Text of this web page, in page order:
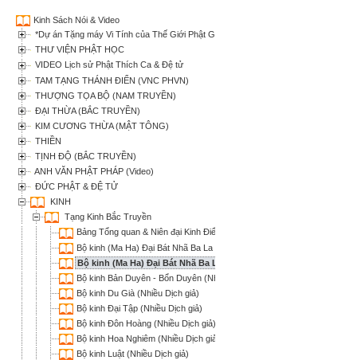
Kinh Sách Nói & Video
*Dự án Tặng máy Vi Tính của Thế Giới Phật Giáo
THƯ VIỆN PHẬT HỌC
VIDEO Lịch sử Phật Thích Ca & Đệ tử
TAM TẠNG THÁNH ĐIỂN (VNC PHVN)
THƯỢNG TỌA BỘ (NAM TRUYỀN)
ĐẠI THỪA (BẮC TRUYỀN)
KIM CƯƠNG THỪA (MẬT TÔNG)
THIỀN
TỊNH ĐỘ (BẮC TRUYỀN)
ANH VĂN PHẬT PHÁP (Video)
ĐỨC PHẬT & ĐỆ TỬ
KINH
Tạng Kinh Bắc Truyền
Bảng Tổng quan & Niên đại Kinh Điển Bắc Truyền (Bình Anson)
Bộ kinh (Ma Ha) Đại Bát Nhã Ba La Mật (Nhiều Dịch giả)
Bộ kinh (Ma Ha) Đại Bát Nhã Ba La Mật (Thích Trí Tịnh dịch)
Bộ kinh Bản Duyên - Bổn Duyên (Nhiều Dịch giả)
Bộ kinh Du Già (Nhiều Dịch giả)
Bộ kinh Đại Tập (Nhiều Dịch giả)
Bộ kinh Đôn Hoàng (Nhiều Dịch giả)
Bộ kinh Hoa Nghiêm (Nhiều Dịch giả)
Bộ kinh Luật (Nhiều Dịch giả)